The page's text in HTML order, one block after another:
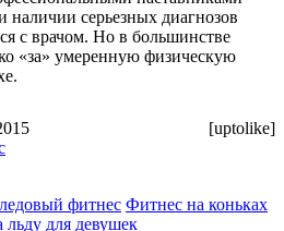
серьезных диагнозов
с врачом. Но в большинстве
«за» умеренную физическую
[uptolike]
фитнес Фитнес на коньках
для девушек